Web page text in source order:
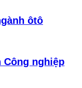
ôtô
Công nghiệp